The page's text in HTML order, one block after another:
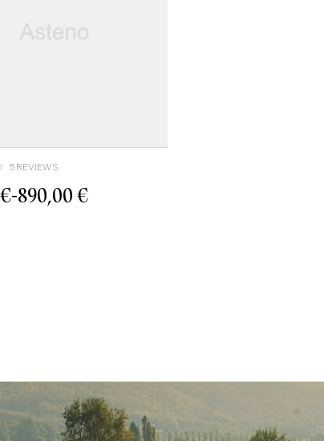
5 REVIEWS
890,00€
-
€